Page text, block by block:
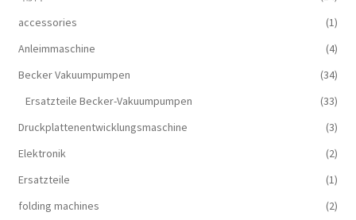
accessories
(1)
Anleimmaschine
(4)
Becker Vakuumpumpen
(34)
Ersatzteile Becker-Vakuumpumpen
(33)
Druckplattenentwicklungsmaschine
(3)
Elektronik
(2)
Ersatzteile
(1)
folding machines
(2)